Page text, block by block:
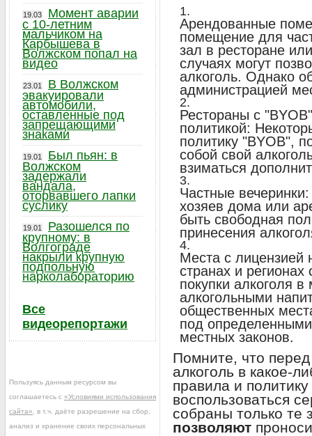
Арендованные
помещение для
зал в ресторане
случаях могут
алкоголь. Однако
администрацией
Рестораны с
политикой:
политику "BYOB",
собой свой
взиматься
Частные
хозяев дома или
быть свободная
принесения
Места с лицензией
странах и регионах
покупки алкоголя
алкогольными
общественных
под
местных законов.
Помните, что
алкоголь в какое-
правила и
воспользоваться
собраны только те
позволяют
19.03
Момент аварии
с 10-летним
мальчиком на
Карбышева в
Волжском попал на
видео
23.01
В Волжском
эвакуировали
автомобили,
оставленные под
запрещающими
знаками
19.01
Был пьян: в
Волжском
задержали
вандала,
оторвавшего лапки
суслику
19.01
Разошелся по
крупному: в
Волгограде
накрыли крупную
подпольную
нарколабораторию
Все
видеорепортажи
Пользуясь данным ресурсом вы
соглашаетесь с «Условиями использования
сайта» , в т.ч. даёте разрешение на сбор,
анализ и хранение своих персональных